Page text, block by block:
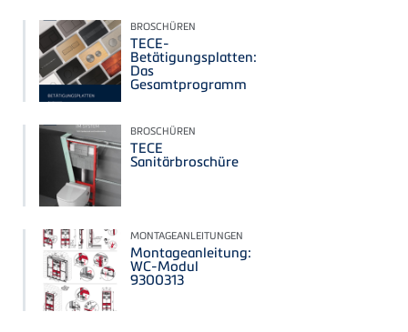
BROSCHÜREN
TECE-
Betätigungsplatten:
Das
Gesamtprogramm
BROSCHÜREN
TECE
Sanitärbroschüre
MONTAGEANLEITUNGEN
Montageanleitung:
WC-Modul
9300313